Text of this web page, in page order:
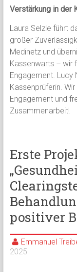
Verstärkung in der
Laura Selzle führt
großer
Medinetz und
Kassenwarts – wir
Engagement.
Kassenprüferin.
Engagement und
Zusammenarbeit!
Erste
positiver
Emmanuel
2025